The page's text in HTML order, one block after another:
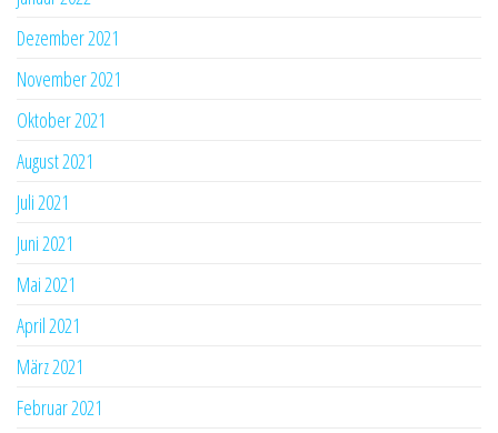
Dezember 2021
November 2021
Oktober 2021
August 2021
Juli 2021
Juni 2021
Mai 2021
April 2021
März 2021
Februar 2021